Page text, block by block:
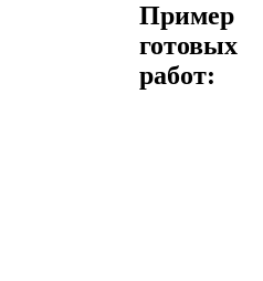
Пример
готовых
работ: